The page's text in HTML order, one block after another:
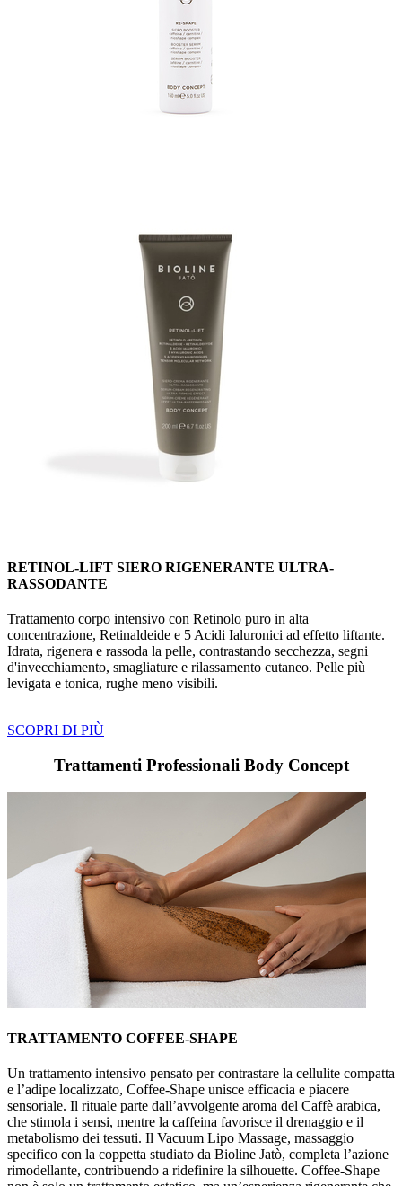
RETINOL-LIFT SIERO RIGENERANTE ULTRA-
RASSODANTE
Trattamento corpo intensivo con Retinolo puro in alta
concentrazione, Retinaldeide e 5 Acidi Ialuronici ad effetto liftante.
Idrata, rigenera e rassoda la pelle, contrastando secchezza, segni
d'invecchiamento, smagliature e rilassamento cutaneo. Pelle più
levigata e tonica, rughe meno visibili.
SCOPRI DI PIÙ
Trattamenti Professionali Body Concept
TRATTAMENTO COFFEE-SHAPE
Un trattamento intensivo pensato per contrastare la cellulite compatta
e l’adipe localizzato, Coffee-Shape unisce efficacia e piacere
sensoriale. Il rituale parte dall’avvolgente aroma del Caffè arabica,
che stimola i sensi, mentre la caffeina favorisce il drenaggio e il
metabolismo dei tessuti. Il Vacuum Lipo Massage, massaggio
specifico con la coppetta studiato da Bioline Jatò, completa l’azione
rimodellante, contribuendo a ridefinire la silhouette. Coffee-Shape